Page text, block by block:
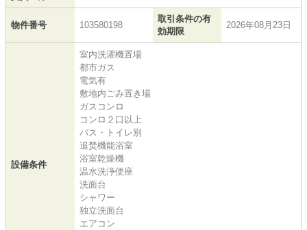
物件番号 103580198
取引条件の有
効期限
2026年08月23日
設備条件
室内洗濯機置場
都市ガス
電気有
敷地内ごみ置き場
ガスコンロ
コンロ２口以上
バス・トイレ別
追焚機能浴室
浴室乾燥機
温水洗浄便座
洗面台
シャワー
独立洗面台
エアコン